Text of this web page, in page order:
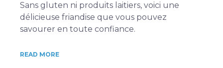
Sans gluten ni produits laitiers, voici une
délicieuse friandise que vous pouvez
savourer en toute confiance.
READ MORE